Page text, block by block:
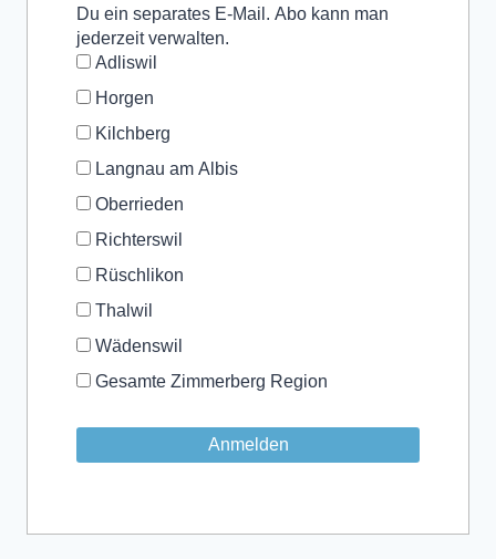
Du ein separates E-Mail. Abo kann man
jederzeit verwalten.
Adliswil
Horgen
Kilchberg
Langnau am Albis
Oberrieden
Richterswil
Rüschlikon
Thalwil
Wädenswil
Gesamte Zimmerberg Region